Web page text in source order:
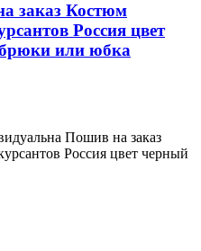
заказ Костюм
Россия цвет
или юбка
Пошив на заказ
Россия цвет черный